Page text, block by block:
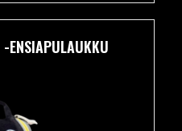
ENSIAPULAUKKU